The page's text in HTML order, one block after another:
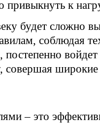
привыкнуть к
будет сложно
соблюдая
постепенно
совершая
– это